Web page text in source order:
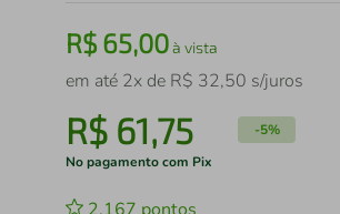
R$65,00à vista
em até 2x de R$ 32,50 s/juros
R$ 61,75 -5%
No pagamento com Pix